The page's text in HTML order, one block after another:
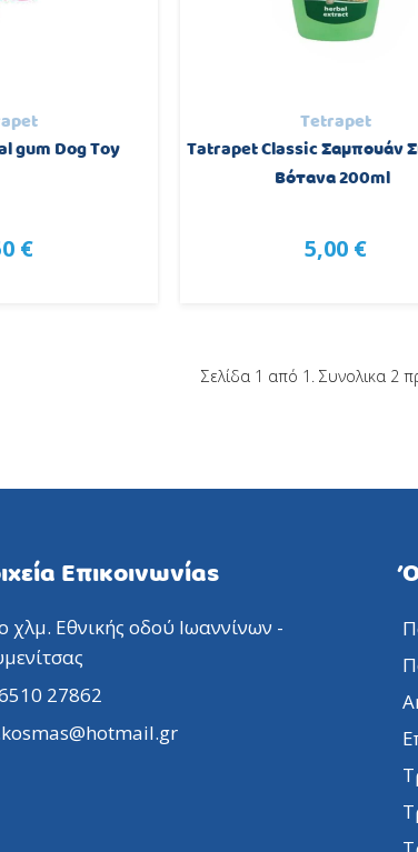
gum Dog Toy
€
Tetrapet
Tatrapet Classic Σαμπουάν
Βότανα 200ml
5,00 €
Σελίδα 1 από 1. Συνολικα 2
Επικοινωνίας
χλμ. Εθνικής οδού Ιωαννίνων -
27862